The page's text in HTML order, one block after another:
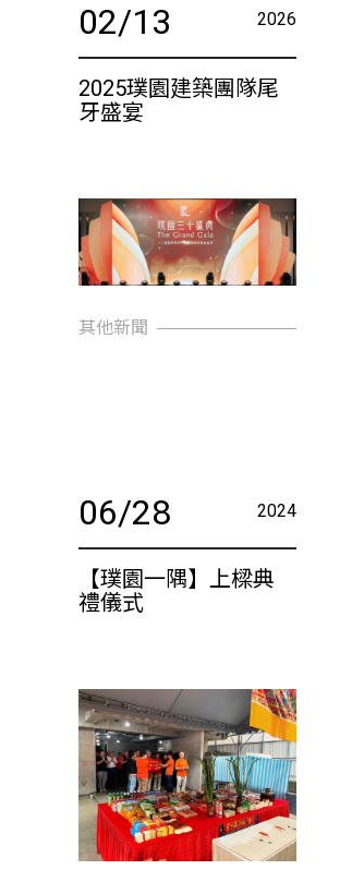
02/13 2026
2025璞園建築團隊尾
牙盛宴
其他新聞
06/28 2024
【璞園一隅】上樑典
禮儀式